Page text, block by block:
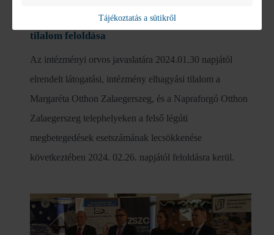
Intézménylátogatási, intézményelhagyási
tilalom feloldása
Az intézményi orvos javaslatára 2024.01.30 napjától
elrendelt látogatási, intézmény elhagyási tilalom a
Margaréta Otthon Zalaegerszeg, és a Napraforgó Otthon
Zalaegerszeg telephelyeken a felső légúti
megbetegedések esetszámának lecsökkenése
következtében 2024. 02.26. napjától feloldásra kerül.
Tájékoztatás a sütikről